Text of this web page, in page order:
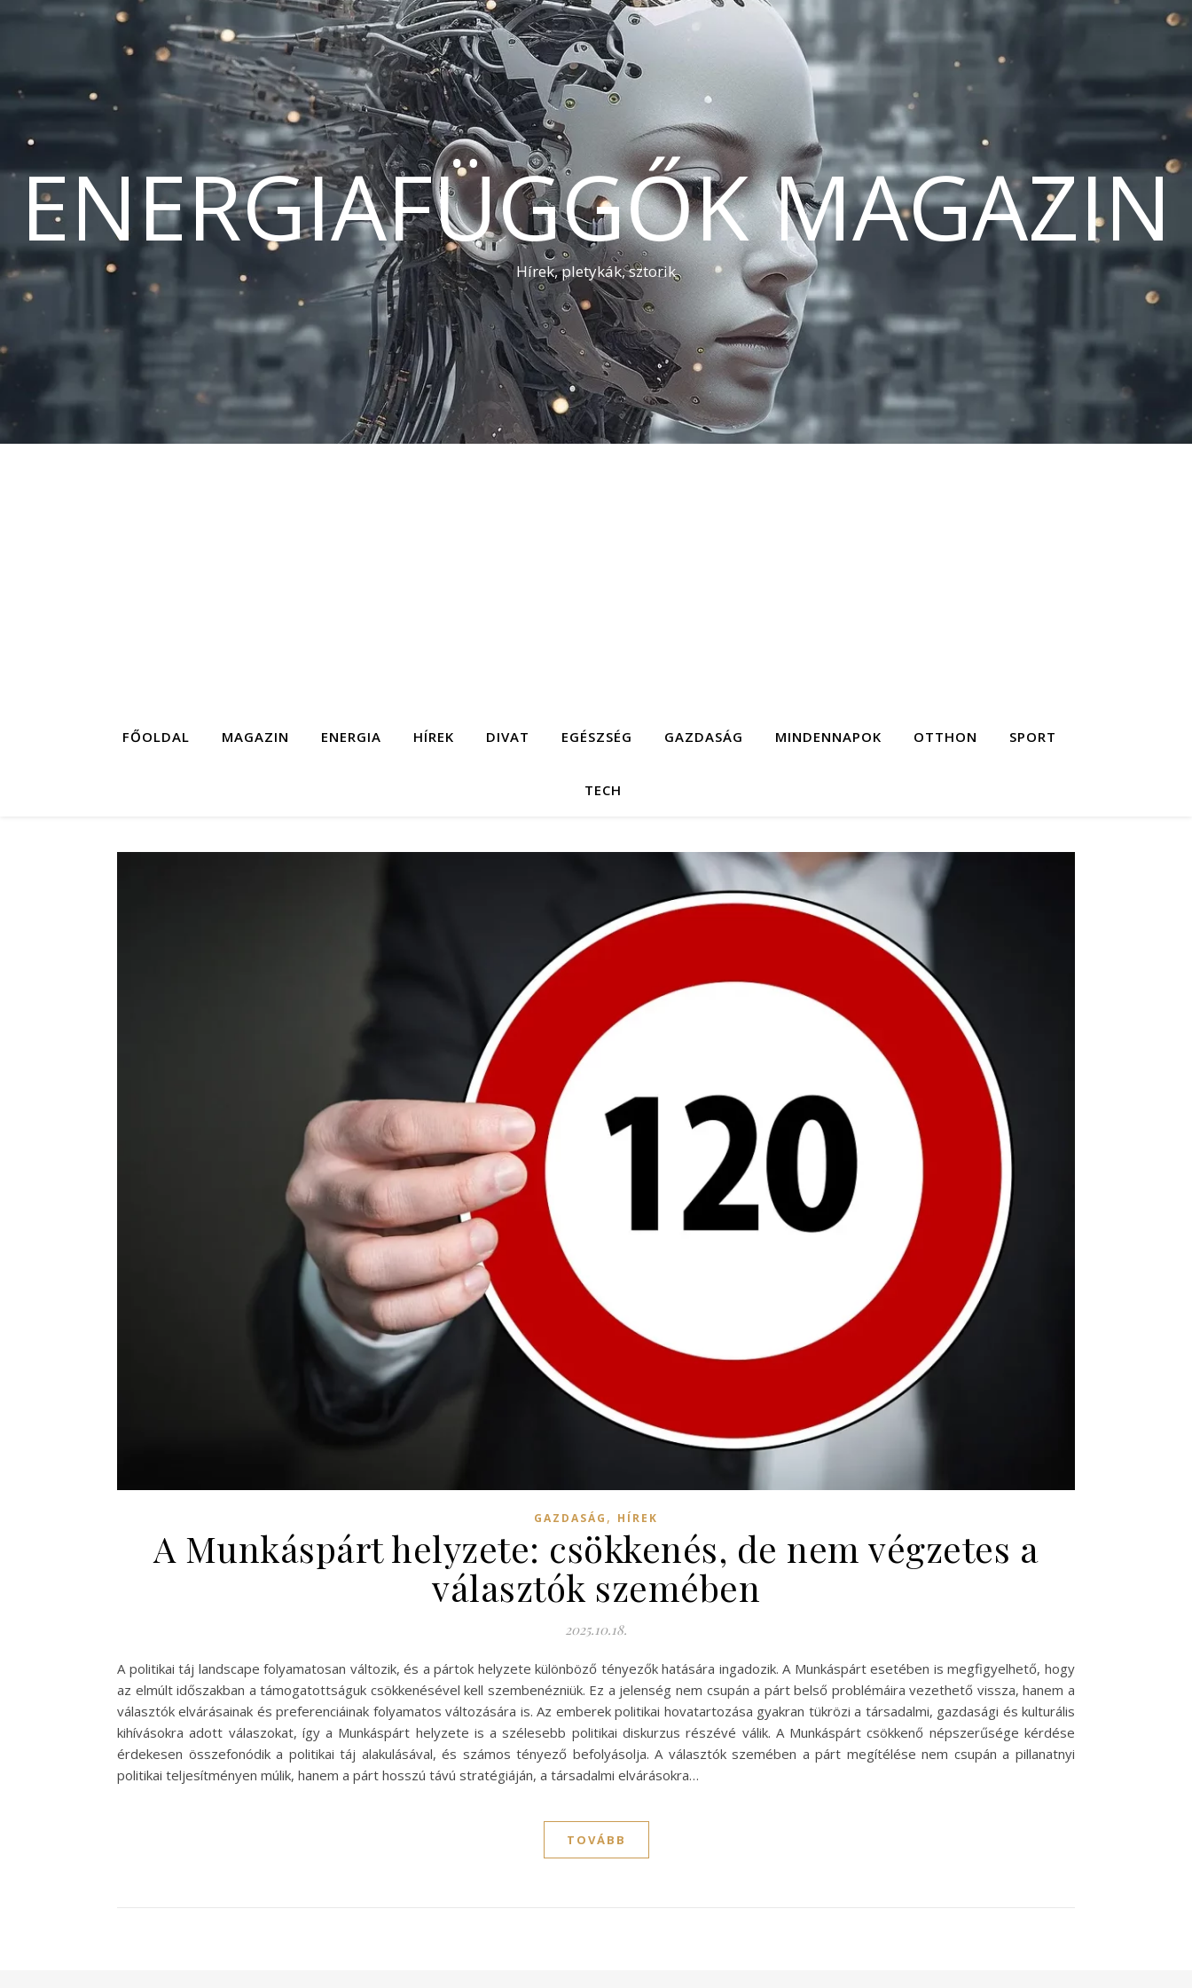
ENERGIAFÜGGŐK MAGAZIN
Hírek, pletykák, sztorik
FŐOLDAL MAGAZIN ENERGIA HÍREK DIVAT EGÉSZSÉG GAZDASÁG MINDENNAPOK OTTHON SPORT
TECH
GAZDASÁG , HÍREK
A Munkáspárt helyzete: csökkenés, de nem végzetes a
választók szemében
2025.10.18.
A politikai táj landscape folyamatosan változik, és a pártok helyzete különböző tényezők hatására ingadozik. A Munkáspárt esetében is megfigyelhető, hogy
az elmúlt időszakban a támogatottságuk csökkenésével kell szembenézniük. Ez a jelenség nem csupán a párt belső problémáira vezethető vissza, hanem a
választók elvárásainak és preferenciáinak folyamatos változására is. Az emberek politikai hovatartozása gyakran tükrözi a társadalmi, gazdasági és kulturális
kihívásokra adott válaszokat, így a Munkáspárt helyzete is a szélesebb politikai diskurzus részévé válik. A Munkáspárt csökkenő népszerűsége kérdése
érdekesen összefonódik a politikai táj alakulásával, és számos tényező befolyásolja. A választók szemében a párt megítélése nem csupán a pillanatnyi
politikai teljesítményen múlik, hanem a párt hosszú távú stratégiáján, a társadalmi elvárásokra…
TOVÁBB